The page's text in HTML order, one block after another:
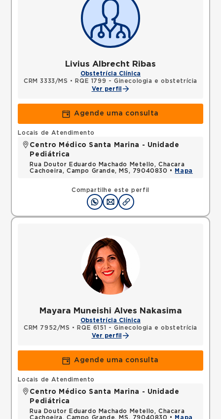
Livius Albrecht Ribas
Obstetrícia Clínica
CRM 3333/MS •
RQE 1799 - Ginecologia e obstetrícia
Ver perfil
Agende uma consulta
Compartilhe este perfil
Locais de Atendimento
Centro Médico Santa Marina - Unidade
Pediátrica
Rua Doutor Eduardo Machado Metello, Chacara
Cachoeira, Campo Grande, MS, 79040830 •
Mapa
Mayara Muneishi Alves Nakasima
Obstetrícia Clínica
CRM 7952/MS •
RQE 6151 - Ginecologia e obstetrícia
Ver perfil
Agende uma consulta
Locais de Atendimento
Centro Médico Santa Marina - Unidade
Pediátrica
Rua Doutor Eduardo Machado Metello, Chacara
Cachoeira, Campo Grande, MS, 79040830 •
Mapa